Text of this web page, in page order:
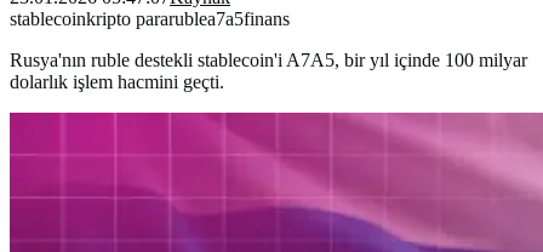
stablecoinkripto pararublea7a5finans
Rusya'nın ruble destekli stablecoin'i A7A5, bir yıl içinde 100 milyar
dolarlık işlem hacmini geçti.